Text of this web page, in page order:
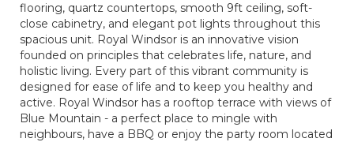
flooring, quartz countertops, smooth 9ft ceiling, soft-
close cabinetry, and elegant pot lights throughout this
spacious unit. Royal Windsor is an innovative vision
founded on principles that celebrates life, nature, and
holistic living. Every part of this vibrant community is
designed for ease of life and to keep you healthy and
active. Royal Windsor has a rooftop terrace with views of
Blue Mountain - a perfect place to mingle with
neighbours, have a BBQ or enjoy the party room located